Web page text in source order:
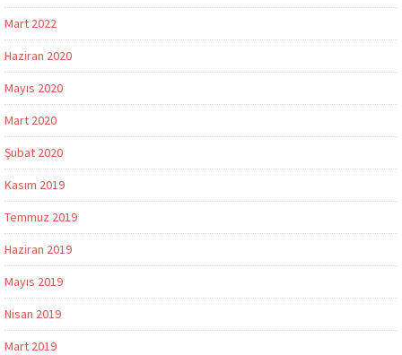
Mart 2022
Haziran 2020
Mayıs 2020
Mart 2020
Şubat 2020
Kasım 2019
Temmuz 2019
Haziran 2019
Mayıs 2019
Nisan 2019
Mart 2019